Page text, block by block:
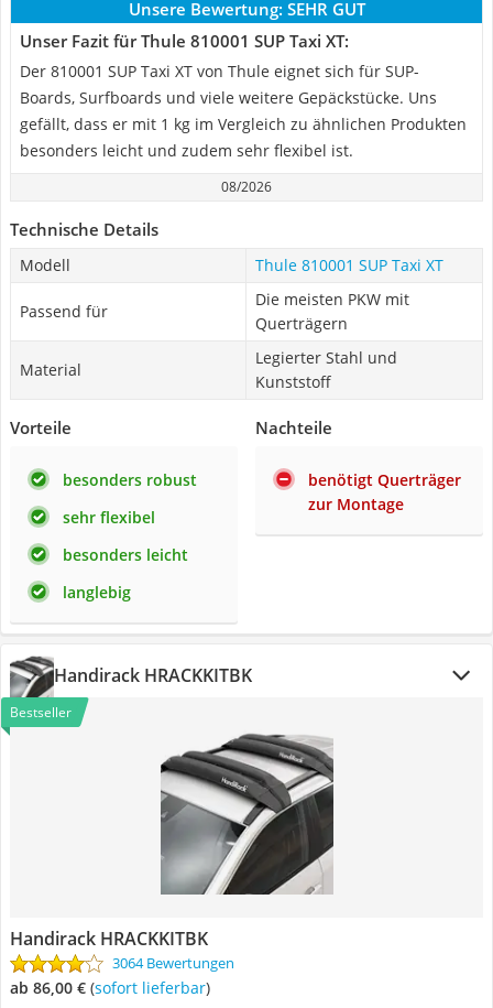
Unsere Bewertung: SEHR GUT
Unser Fazit für Thule 810001 SUP Taxi XT:
Der 810001 SUP Taxi XT von Thule eignet sich für SUP-
Boards, Surfboards und viele weitere Gepäckstücke. Uns
gefällt, dass er mit 1 kg im Vergleich zu ähnlichen Produkten
besonders leicht und zudem sehr flexibel ist.
08/2026
Technische Details
Modell Thule 810001 SUP Taxi XT
Passend für
Die meisten PKW mit
Querträgern
Material
Legierter Stahl und
Kunststoff
Vorteile
besonders robust
sehr flexibel
besonders leicht
langlebig
Nachteile
benötigt Querträger
zur Montage
Handirack HRACKKITBK
Bestseller
Handirack HRACKKITBK
3064 Bewertungen
ab 86,00 € ( Sofort lieferbar)